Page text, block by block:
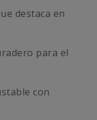
destaca en
para el
con